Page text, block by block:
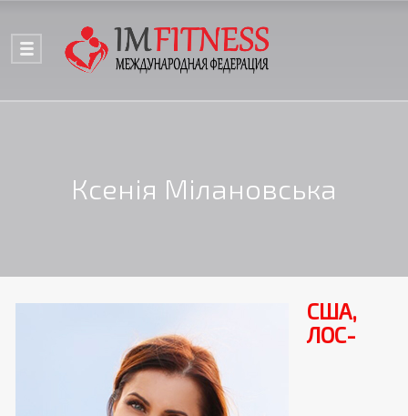
Ксенія Мілановська
США,
ЛОС-